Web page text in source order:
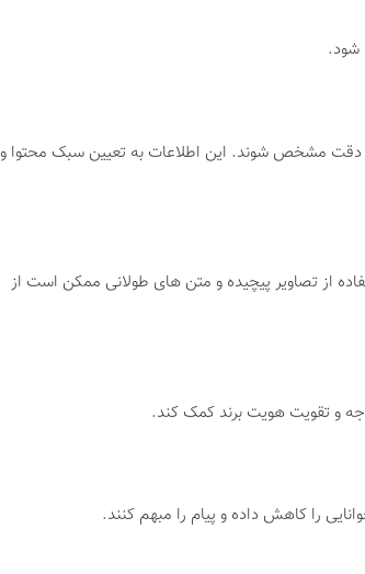
شود.
دقت مشخص شوند. این اطلاعات به تعیین سبک محتوا و
از تصاویر پیچیده و متن های طولانی ممکن است از
و تقویت هویت برند کمک کند.​
را کاهش داده و پیام را مبهم کنند.